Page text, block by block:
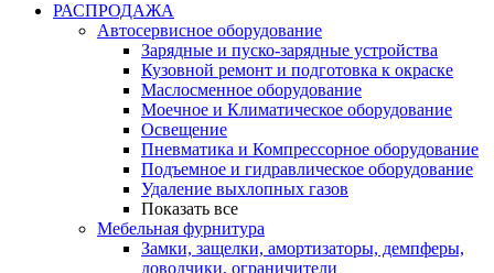
РАСПРОДАЖА
Автосервисное оборудование
Зарядные и пуско-зарядные устройства
Кузовной ремонт и подготовка к окраске
Маслосменное оборудование
Моечное и Климатическое оборудование
Освещение
Пневматика и Компрессорное оборудование
Подъемное и гидравлическое оборудование
Удаление выхлопных газов
Показать все
Мебельная фурнитура
Замки, защелки, амортизаторы, демпферы,
доводчики, ограничители